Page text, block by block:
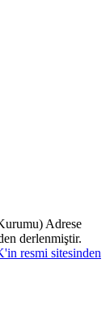
Adrese
derlenmiştir.
resmi sitesinden